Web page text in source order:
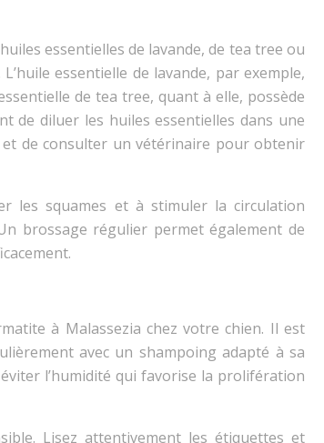
essentielles de lavande, de tea tree ou
essentielle de lavande, par exemple,
de tea tree, quant à elle, possède
de diluer les huiles essentielles dans une
de consulter un vétérinaire pour obtenir
les squames et à stimuler la circulation
brossage régulier permet également de
à Malassezia chez votre chien. Il est
avec un shampoing adapté à sa
l’humidité qui favorise la prolifération
Lisez attentivement les étiquettes et